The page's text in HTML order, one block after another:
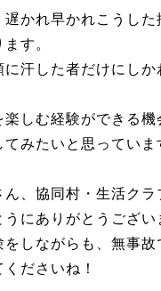
遅かれ早かれこうし
す。
汗した者だけにしか
しむ経験ができる機
みたいと思っていま
ん、協同村・生活クラ
にありがとうござい
しながらも、無事故
ださいね！